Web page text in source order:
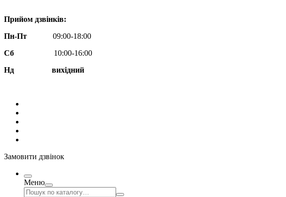
Прийом дзвінків:
Пн-Пт
09:00-18:00
Сб
10:00-16:00
Нд вихідний
Замовити дзвінок
Меню